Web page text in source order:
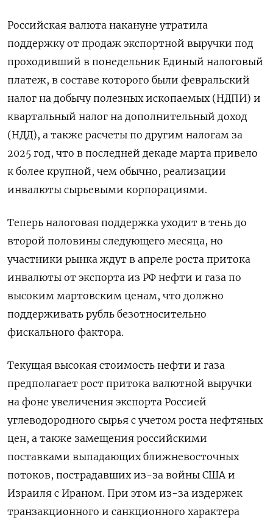
Российская валюта накануне утратила
поддержку от продаж экспортной выручки под
проходивший в понедельник Единый налоговый
платеж, в ‌составе которого были февральский
налог на добычу полезных ископаемых (НДПИ) ‌и
квартальный налог на дополнительный доход
(НДД), а также расчеты по другим налогам за
2025 год, что в последней декаде марта привело
к ​более крупной, чем обычно, реализации
инвалюты сырьевыми корпорациями.
Теперь налоговая поддержка уходит в тень до
второй половины следующего месяца, но
‌участники рынка ждут в апреле роста притока
инвалюты от экспорта из РФ нефти и газа по
высоким мартовским ценам, ​что должно
поддерживать рубль безотносительно
фискального фактора.
Текущая высокая стоимость нефти и газа
предполагает рост притока валютной выручки
на фоне увеличения ‌экспорта Россией
углеводородного сырья с учетом роста нефтяных
цен, а также замещения российскими
поставками выпадающих ближневосточных
потоков, пострадавших из-за войны США и
Израиля с Ираном. При этом из-за издержек
транзакционного и санкционного характера